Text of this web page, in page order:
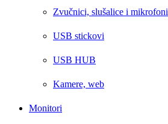
Zvučnici, slušalice i mikrofoni
USB stickovi
USB HUB
Kamere, web
Monitori